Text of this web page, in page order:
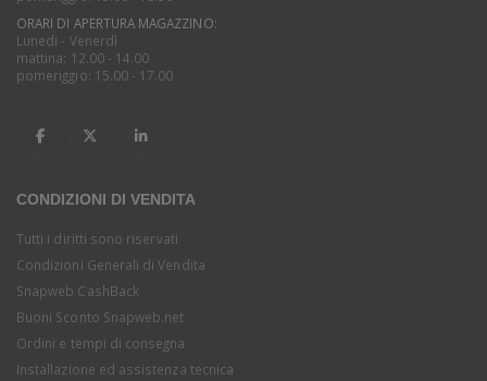
ORARI DI APERTURA MAGAZZINO:
Lunedi - Venerdì
mattina: 12.00 - 14.00
pomeriggio: 15.00 - 17.00
CONDIZIONI DI VENDITA
Tutti i diritti sono riservati
Condizioni Generali di Vendita
Snapweb CashBack
Buoni Sconto Snapweb.net
Ordini e tempi di consegna
Installazione ed assistenza tecnica